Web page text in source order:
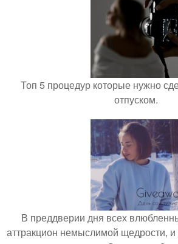
Топ 5 процедур которые нужно
отпуском.
В преддверии дня всех
аттракцион немыслимой щедрости, и